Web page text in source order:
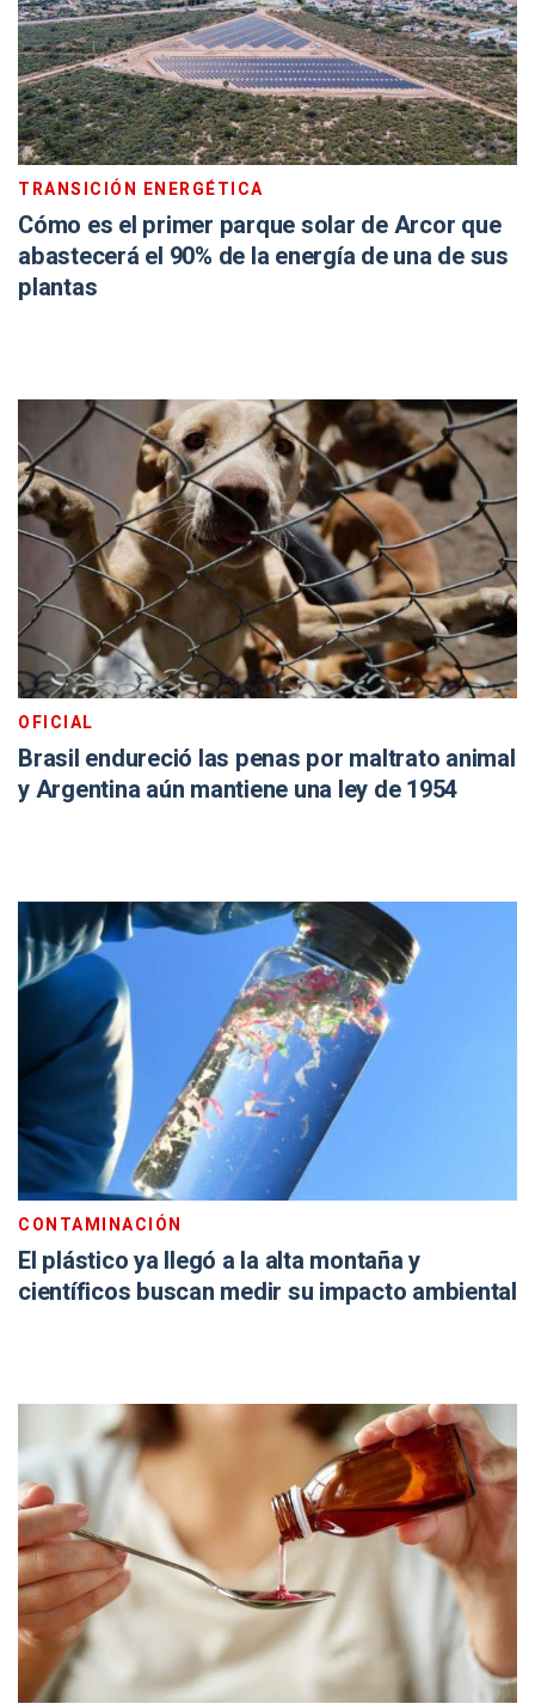
TRANSICIÓN ENERGÉTICA
Cómo es el primer parque solar de Arcor que
abastecerá el 90% de la energía de una de sus
plantas
OFICIAL
Brasil endureció las penas por maltrato animal
y Argentina aún mantiene una ley de 1954
CONTAMINACIÓN
El plástico ya llegó a la alta montaña y
científicos buscan medir su impacto ambiental